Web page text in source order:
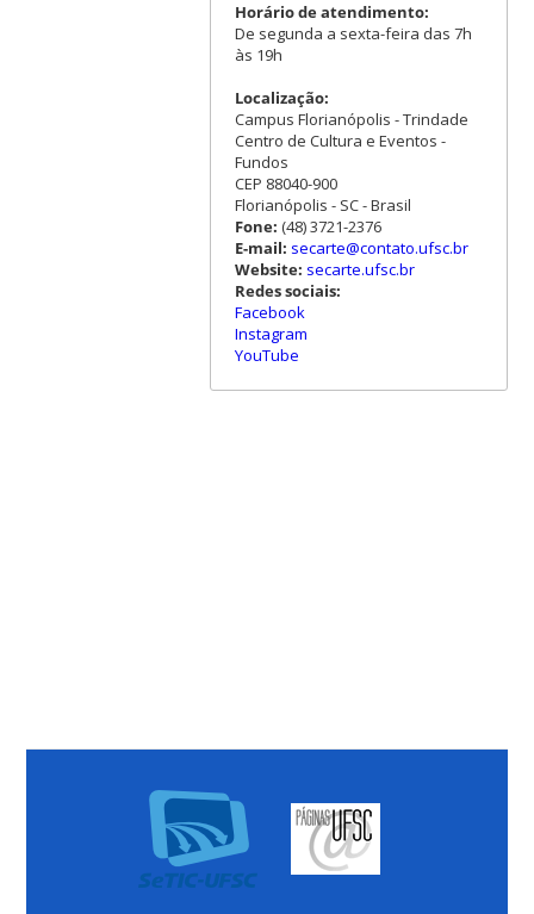
Horário de atendimento:
De segunda a sexta-feira das 7h
às 19h
Localização:
Campus Florianópolis - Trindade
Centro de Cultura e Eventos -
Fundos
CEP 88040-900
Florianópolis - SC - Brasil
Fone: (48) 3721-2376
E-mail: secarte@contato.ufsc.br
Website: secarte.ufsc.br
Redes sociais:
Facebook
Instagram
YouTube